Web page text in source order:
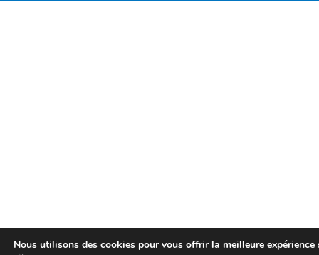
Nous utilisons des cookies pour vous offrir la meilleure expérience